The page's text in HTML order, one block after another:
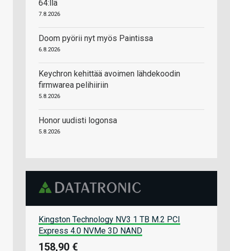
64:llä
7.8.2026
Doom pyörii nyt myös Paintissa
6.8.2026
Keychron kehittää avoimen lähdekoodin
firmwarea pelihiiriin
5.8.2026
Honor uudisti logonsa
5.8.2026
Kingston Technology NV3 1 TB M.2 PCI
Express 4.0 NVMe 3D NAND
158,90 €